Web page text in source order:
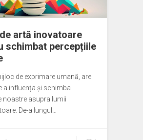
artă inovatoare
schimbat percepțiile
de exprimare umană, are
a influența și schimba
noastre asupra lumii
De-a lungul…